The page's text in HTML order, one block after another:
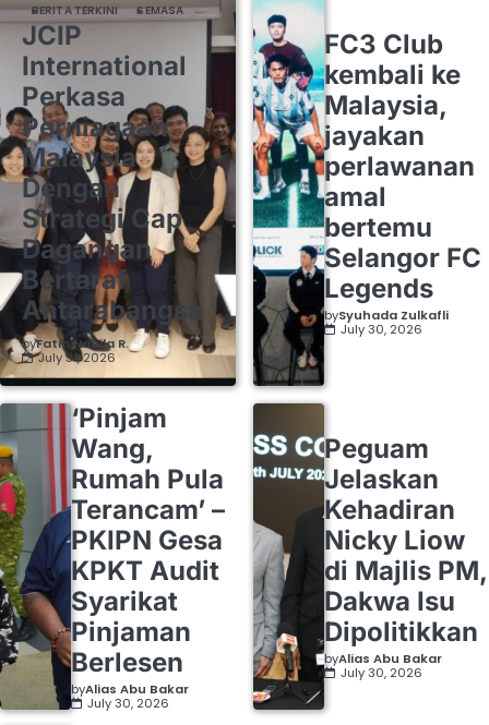
BERITA TERKINI SEMASA
JCIP
International
Perkasa
Perniagaan
Malaysia
Dengan
Strategi Cap
Dagangan
Bertaraf
Antarabangsa
byFatin Nabila R.
July 31, 2026
FC3 Club
kembali ke
Malaysia,
jayakan
perlawanan
amal
bertemu
Selangor FC
Legends
bySyuhada Zulkafli
July 30, 2026
‘Pinjam
Wang,
Rumah Pula
Terancam’ –
PKIPN Gesa
KPKT Audit
Syarikat
Pinjaman
Berlesen
byAlias Abu Bakar
July 30, 2026
Peguam
Jelaskan
Kehadiran
Nicky Liow
di Majlis PM,
Dakwa Isu
Dipolitikkan
byAlias Abu Bakar
July 30, 2026